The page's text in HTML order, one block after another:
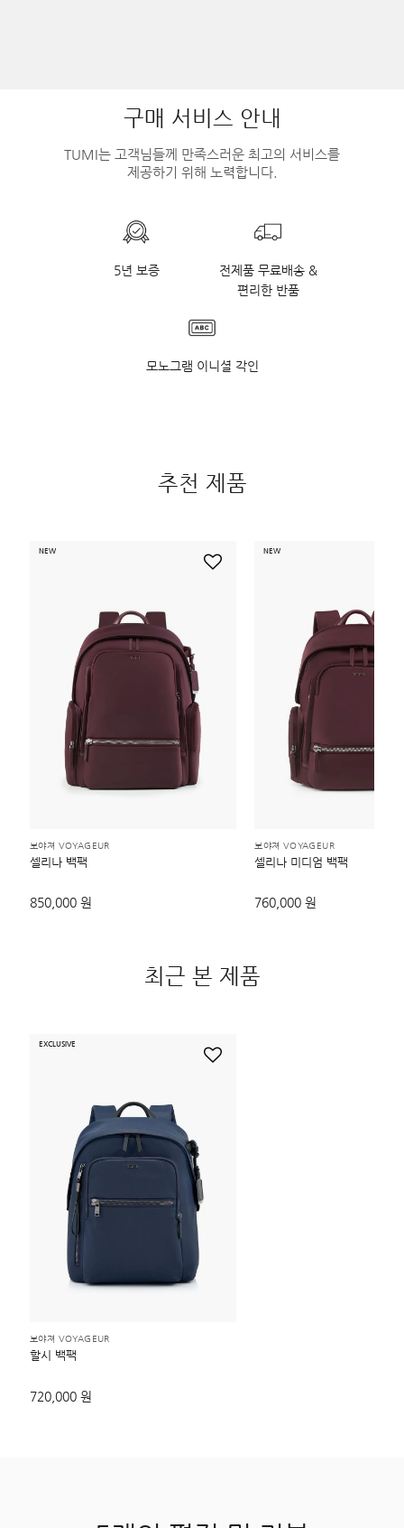
구매 서비스 안내
TUMI는 고객님들께 만족스러운 최고의 서비스를
제공하기 위해 노력합니다.
5년 보증
전제품 무료배송 &
편리한 반품
모노그램 이니셜 각인
추천 제품
NEW
보야져 VOYAGEUR
셀리나 백팩
850,000 원
NEW
보야져 VOYAGEUR
셀리나 미디엄 백팩
760,000 원
최근 본 제품
EXCLUSIVE
보야져 VOYAGEUR
할시 백팩
720,000 원